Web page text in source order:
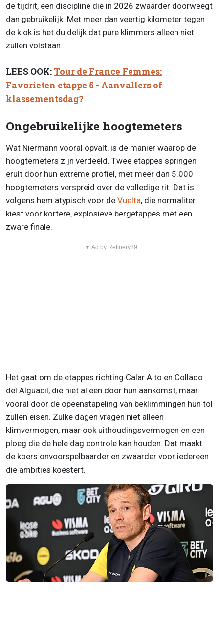
de tijdrit, een discipline die in 2026 zwaarder doorweegt
dan gebruikelijk. Met meer dan veertig kilometer tegen
de klok is het duidelijk dat pure klimmers alleen niet
zullen volstaan.
LEES OOK: Tour de France Femmes:
Favorieten etappe 5 - Aanvallers of
klassementsdag?
Ongebruikelijke hoogtemeters
Wat Niermann vooral opvalt, is de manier waarop de
hoogtemeters zijn verdeeld. Twee etappes springen
eruit door hun extreme profiel, met meer dan 5.000
hoogtemeters verspreid over de volledige rit. Dat is
volgens hem atypisch voor de Vuelta, die normaliter
kiest voor kortere, explosieve bergetappes met een
zware finale.
▼ Ad by Refinery89
Het gaat om de etappes richting Calar Alto en Collado
del Alguacil, die niet alleen door hun aankomst, maar
vooral door de opeenstapeling van beklimmingen hun tol
zullen eisen. Zulke dagen vragen niet alleen
klimvermogen, maar ook uithoudingsvermogen en een
ploeg die de hele dag controle kan houden. Dat maakt
de koers onvoorspelbaarder en zwaarder voor iedereen
die ambities koestert.